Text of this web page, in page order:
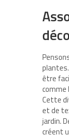
être
comme
Cette
et de
jardin.
créent